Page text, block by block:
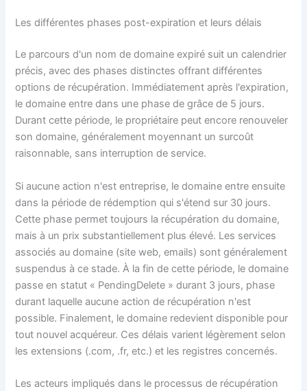
Les différentes phases post-expiration et leurs délais
Le parcours d'un nom de domaine expiré suit un calendrier
précis, avec des phases distinctes offrant différentes
options de récupération. Immédiatement après l'expiration,
le domaine entre dans une phase de grâce de 5 jours.
Durant cette période, le propriétaire peut encore renouveler
son domaine, généralement moyennant un surcoût
raisonnable, sans interruption de service.
Si aucune action n'est entreprise, le domaine entre ensuite
dans la période de rédemption qui s'étend sur 30 jours.
Cette phase permet toujours la récupération du domaine,
mais à un prix substantiellement plus élevé. Les services
associés au domaine (site web, emails) sont généralement
suspendus à ce stade. À la fin de cette période, le domaine
passe en statut « PendingDelete » durant 3 jours, phase
durant laquelle aucune action de récupération n'est
possible. Finalement, le domaine redevient disponible pour
tout nouvel acquéreur. Ces délais varient légèrement selon
les extensions (.com, .fr, etc.) et les registres concernés.
Les acteurs impliqués dans le processus de récupération